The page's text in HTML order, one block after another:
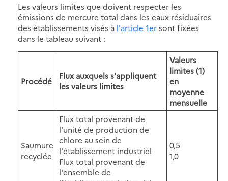
Les valeurs limites que doivent respecter les
émissions de mercure total dans les eaux résiduaires
des établissements visés à l'article 1ersont fixées
dans le tableau suivant :
Procédé
Flux auxquels s'appliquent
les valeurs limites
Valeurs
limites (1)
en
moyenne
mensuelle
Saumure
recyclée
Flux total provenant de
l'unité de production de
chlore au sein de
l'établissement industriel
Flux total provenant de
l'ensemble de
0,5
1,0